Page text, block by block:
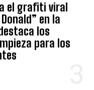
el grafiti viral
en la
los
para los